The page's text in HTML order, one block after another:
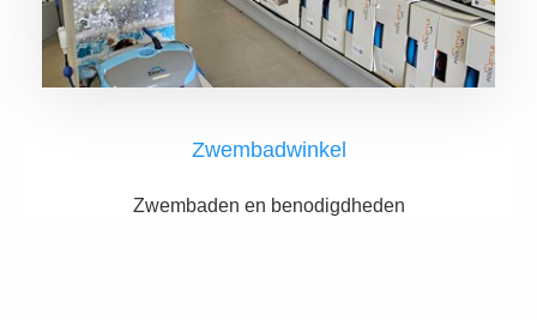
Zwembadwinkel
Zwembaden en benodigdheden